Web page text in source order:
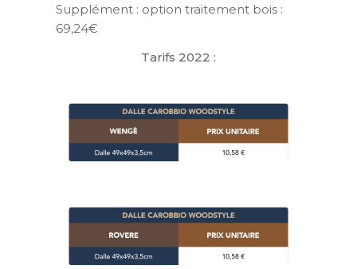
Supplément : option traitement bois :
69,24€
Tarifs 2022 :